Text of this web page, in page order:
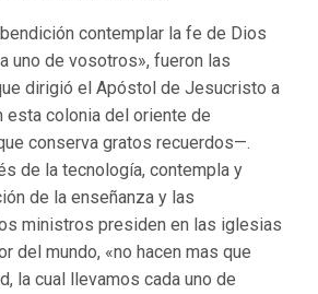
bendición contemplar la fe de Dios
uno de vosotros», fueron las
dirigió el Apóstol de Jesucristo a
esta colonia del oriente de
conserva gratos recuerdos—.
de la tecnología, contempla y
de la enseñanza y las
ministros presiden en las iglesias
del mundo, «no hacen mas que
la cual llevamos cada uno de